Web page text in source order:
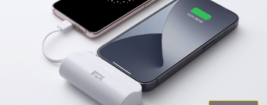
2A 고속 입출력 지원